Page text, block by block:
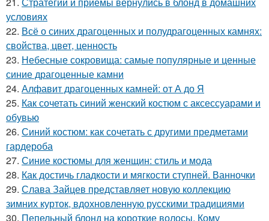
условиях
22. Всё о синих драгоценных и полудрагоценных камнях:
свойства, цвет, ценность
23. Небесные сокровища: самые популярные и ценные
синие драгоценные камни
24. Алфавит драгоценных камней: от А до Я
25. Как сочетать синий женский костюм с аксессуарами и
обувью
26. Синий костюм: как сочетать с другими предметами
гардероба
27. Синие костюмы для женщин: стиль и мода
28. Как достичь гладкости и мягкости ступней. Ванночки
29. Слава Зайцев представляет новую коллекцию
зимних курток, вдохновленную русскими традициями
30. Пепельный блонд на короткие волосы. Кому